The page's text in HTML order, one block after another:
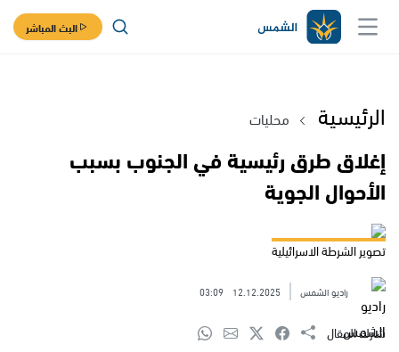
البث المباشر
الرئيسية محليات
إغلاق طرق رئيسية في الجنوب بسبب
الأحوال الجوية
تصوير الشرطة الاسرائيلية
راديو الشمس 12.12.2025
03:09
شارك المقال